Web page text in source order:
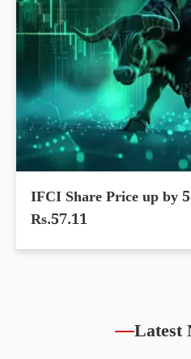
IFCI Share Price up by
Rs.57.11
Latest